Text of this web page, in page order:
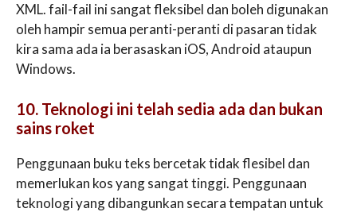
XML. fail-fail ini sangat fleksibel dan boleh digunakan
oleh hampir semua peranti-peranti di pasaran tidak
kira sama ada ia berasaskan iOS, Android ataupun
Windows.
10. Teknologi ini telah sedia ada dan bukan
sains roket
Penggunaan buku teks bercetak tidak flesibel dan
memerlukan kos yang sangat tinggi. Penggunaan
teknologi yang dibangunkan secara tempatan untuk